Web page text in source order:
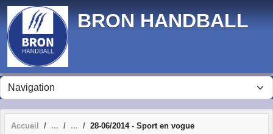
BRON HANDBALL
Accueil 28-06/2014 - Sport en vogue
Panneau de gestion des cookies